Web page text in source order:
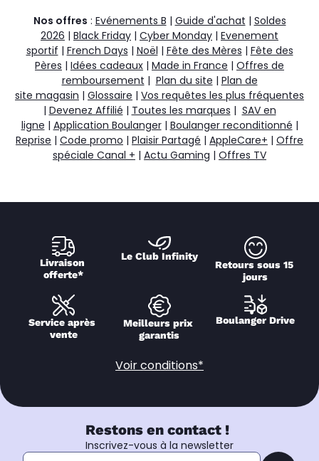
Nos offres : Evénements B | Guide d'achat | Soldes
2026 | Black Friday | Cyber Monday | Evenement
sportif | French Days | Noël | Fête des Mères | Fête des
Pères | Idées cadeaux | Made in France | Offres de
remboursement | Plan du site | Plan de
site magasin | Glossaire | Vos requêtes les plus fréquentes
| Devenez Affilié | Toutes les marques | SAV en
ligne | Application Boulanger| Boulanger reconditionné |
Reprise | Code promo | Plaisir Partagé | AppleCare+ | Offre
spéciale Canal + | Actu Gaming | Offres TV
Livraison
offerte*
Le Club Infinity
Retours sous 15
jours
Service après
vente
Meilleurs prix
garantis
Boulanger Drive
Voir conditions*
Restons en contact !
Inscrivez-vous à la newsletter